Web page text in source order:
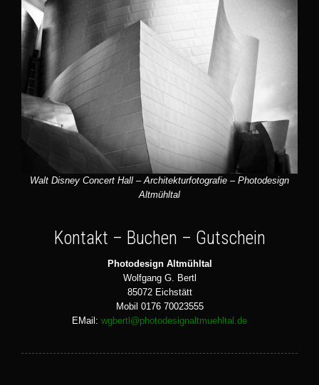
Walt Disney Concert Hall – Architekturfotografie – Photodesign
Altmühltal
Kontakt – Buchen – Gutschein
Photodesign Altmühltal
Wolfgang G. Bertl
85072 Eichstätt
Mobil 0176 70023555
EMail: wgbertl@photodesignaltmuehltal.de